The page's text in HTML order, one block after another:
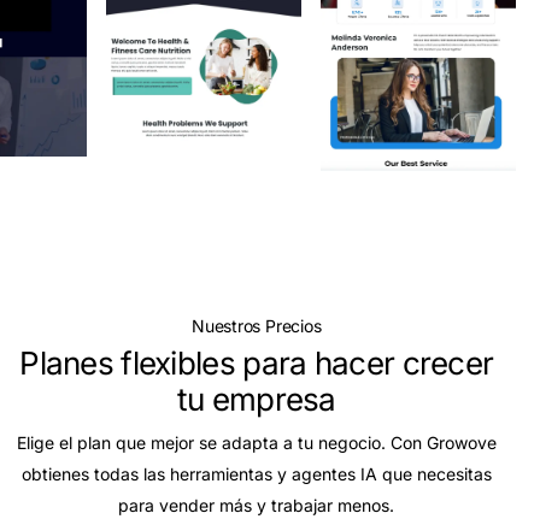
Nuestros Precios
Planes flexibles para hacer crecer
tu empresa
Elige el plan que mejor se adapta a tu negocio. Con Growove
obtienes todas las herramientas y agentes IA que necesitas
para vender más y trabajar menos.